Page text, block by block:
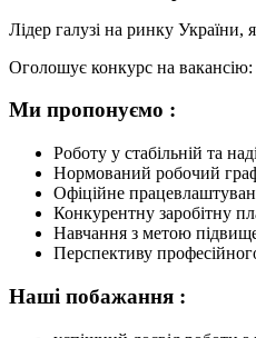
Лідер галузі на ринку України,
Оголошує конкурс на вакансію:
Ми пропонуємо :
Роботу у стабільній та
Нормований робочий
Офіційне
Конкурентну заробітну
Навчання з метою
Перспективу
Наші побажання :